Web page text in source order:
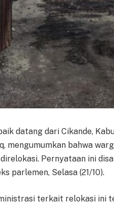
datang dari Cikande,
mengumumkan bahwa
Pernyataan ini
parlemen, Selasa (21/10).
terkait relokasi ini